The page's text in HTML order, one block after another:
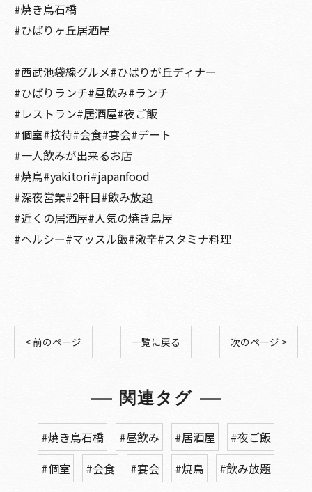
#焼き鳥石橋
#ひばりヶ丘居酒屋
#西武池袋線グルメ#ひばりが丘ディナー
#ひばりランチ#昼飲み#ランチ
#レストラン#居酒屋#夜ご飯
#個室#接待#会食#宴会#デート
#一人飲みが出来るお店
#焼鳥#yakitori#japanfood
#深夜営業#2軒目#飲み放題
#近くの居酒屋#人気の焼き鳥屋
#ヘルシー#マッスル飯#激辛#スタミナ料理
< 前のページ 一覧に戻る 次のページ >
関連タグ
#焼き鳥石橋 #昼飲み #居酒屋
#夜ご飯
#個室
#会食 #宴会 #焼鳥
#飲み放題